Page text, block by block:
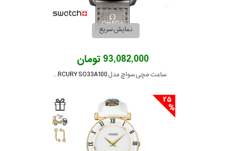
نمایش سریع
93,082,000 تومان
ساعت مچی سواچ مدل MISSION TO MERCURY SO33A100